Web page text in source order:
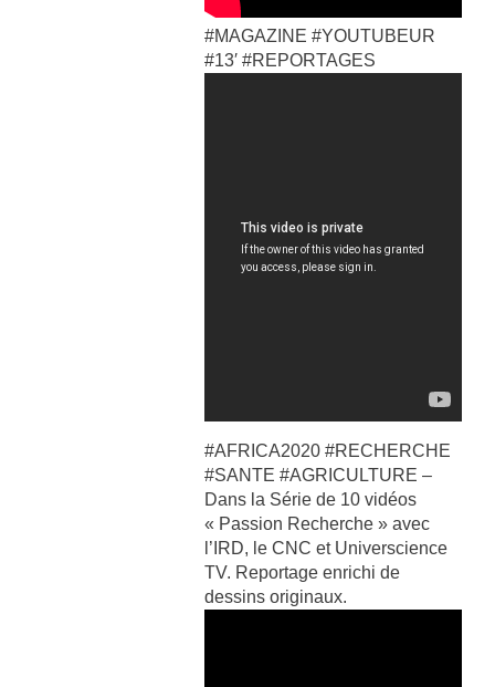
#MAGAZINE #YOUTUBEUR
#13′ #REPORTAGES
#AFRICA2020 #RECHERCHE
#SANTE #AGRICULTURE –
Dans la Série de 10 vidéos
« Passion Recherche » avec
l’IRD, le CNC et Universcience
TV. Reportage enrichi de
dessins originaux.